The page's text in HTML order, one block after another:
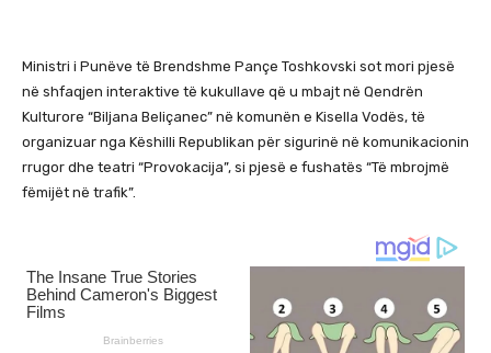
Ministri i Punëve të Brendshme Pançe Toshkovski sot mori pjesë
në shfaqjen interaktive të kukullave që u mbajt në Qendrën
Kulturore “Biljana Beliçanec” në komunën e Kisella Vodës, të
organizuar nga Këshilli Republikan për sigurinë në komunikacionin
rrugor dhe teatri “Provokacija”, si pjesë e fushatës “Të mbrojmë
fëmijët në trafik”.